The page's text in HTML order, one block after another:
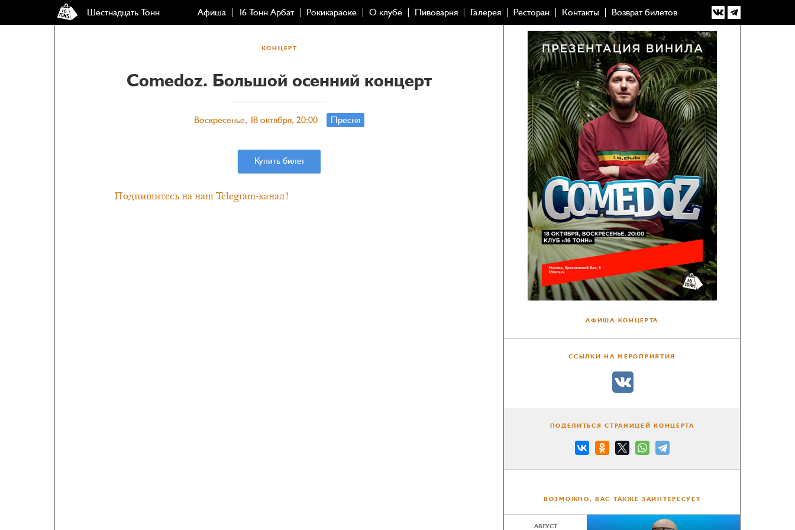
Шестнадцать Тонн Афиша 16 Тонн Арбат Рокикараоке О клубе Пивоварня Галерея Ресторан Контакты Возврат билетов
КОНЦЕРТ
Comedoz. Большой осенний концерт
Воскресенье, 18 октября, 20:00 Пресня
Купить билет
Подпишитесь на наш Telegram-канал!
АФИША КОНЦЕРТА
ССЫЛКИ НА МЕРОПРИЯТИЯ
ПОДЕЛИТЬСЯ СТРАНИЦЕЙ КОНЦЕРТА
ВОЗМОЖНО, ВАС ТАКЖЕ ЗАИНТЕРЕСУЕТ
АВГУСТ